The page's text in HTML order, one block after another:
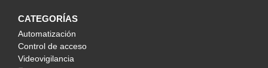
CATEGORÍAS
Automatización
Control de acceso
Videovigilancia